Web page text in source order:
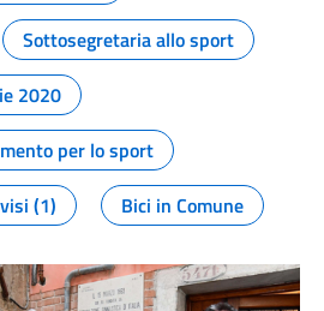
Sottosegretaria allo sport
2020
per lo sport
(1) Bici in Comune